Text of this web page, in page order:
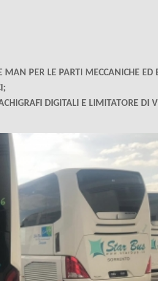
PER LE PARTI MECCANICHE ED
DIGITALI E LIMITATORE DI